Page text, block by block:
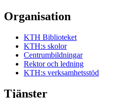
Organisation
KTH Biblioteket
KTH:s skolor
Centrumbildningar
Rektor och ledning
KTH:s verksamhetsstöd
Tjänster